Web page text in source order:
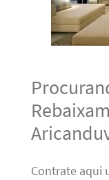
Contrate aqui